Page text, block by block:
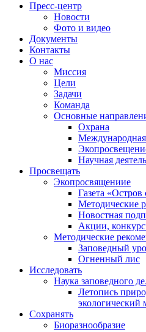
Пресс-центр
Новости
Фото и видео
Документы
Контакты
О нас
Миссия
Цели
Задачи
Команда
Основные
Охрана
Международная
Научная
Просвещать
Экопросвящениие
Газета «Остров
Методические
Новостная
Акции,
Методические
Заповедный
Огненный лис
Исследовать
Наука заповедного
Летопись
Сохранять
Биоразнообразие